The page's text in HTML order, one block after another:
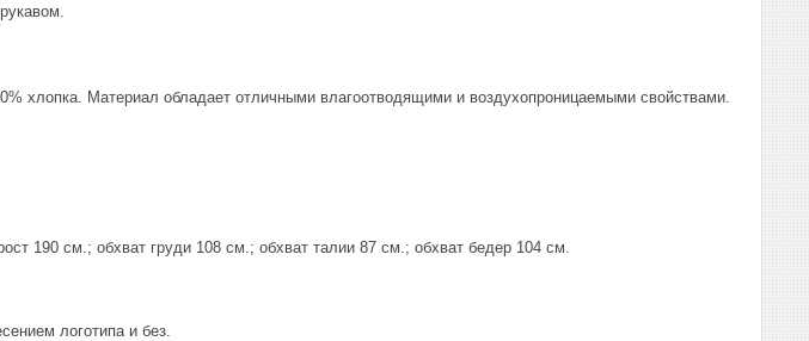
хлопка. Материал обладает отличными влагоотводящими и воздухопроницаемыми свойствами.
190 см.; обхват груди 108 см.; обхват талии 87 см.; обхват бедер 104 см.
логотипа и без.